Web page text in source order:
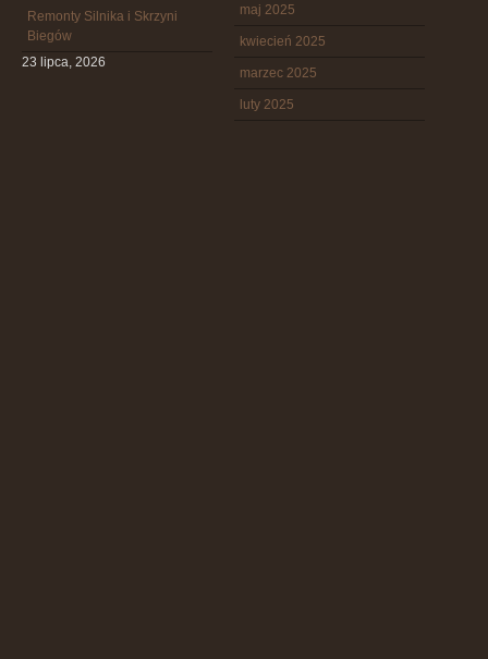
Remonty Silnika i Skrzyni
Biegów
23 lipca, 2026
maj 2025
kwiecień 2025
marzec 2025
luty 2025